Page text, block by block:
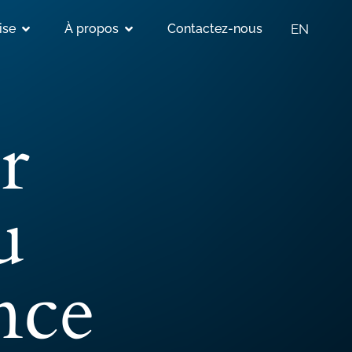
À propos Contactez-nous EN